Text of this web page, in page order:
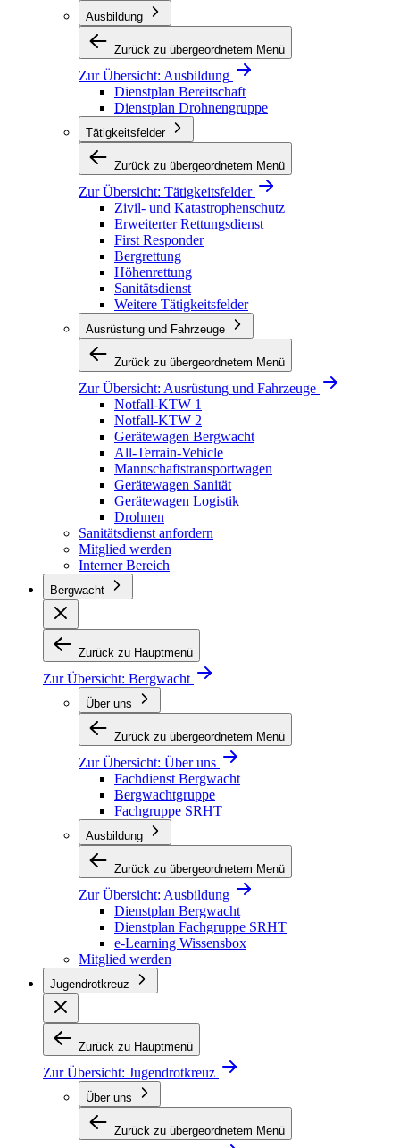
Ausbildung
Zurück zu übergeordnetem Menü
Zur Übersicht: Ausbildung
Dienstplan Bereitschaft
Dienstplan Drohnengruppe
Tätigkeitsfelder
Zurück zu übergeordnetem Menü
Zur Übersicht: Tätigkeitsfelder
Zivil- und Katastrophenschutz
Erweiterter Rettungsdienst
First Responder
Bergrettung
Höhenrettung
Sanitätsdienst
Weitere Tätigkeitsfelder
Ausrüstung und Fahrzeuge
Zurück zu übergeordnetem Menü
Zur Übersicht: Ausrüstung und Fahrzeuge
Notfall-KTW 1
Notfall-KTW 2
Gerätewagen Bergwacht
All-Terrain-Vehicle
Mannschaftstransportwagen
Gerätewagen Sanität
Gerätewagen Logistik
Drohnen
Sanitätsdienst anfordern
Mitglied werden
Interner Bereich
Bergwacht
Zurück zu Hauptmenü
Zur Übersicht: Bergwacht
Über uns
Zurück zu übergeordnetem Menü
Zur Übersicht: Über uns
Fachdienst Bergwacht
Bergwachtgruppe
Fachgruppe SRHT
Ausbildung
Zurück zu übergeordnetem Menü
Zur Übersicht: Ausbildung
Dienstplan Bergwacht
Dienstplan Fachgruppe SRHT
e-Learning Wissensbox
Mitglied werden
Jugendrotkreuz
Zurück zu Hauptmenü
Zur Übersicht: Jugendrotkreuz
Über uns
Zurück zu übergeordnetem Menü